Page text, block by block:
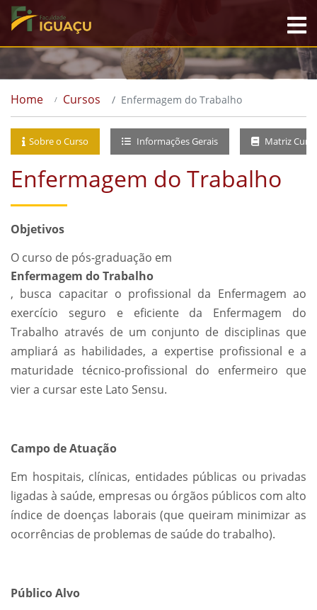
Home Cursos Enfermagem do Trabalho
Sobre o Curso Informações Gerais Matriz
Enfermagem do Trabalho
Objetivos
O curso de pós-graduação em
Enfermagem do Trabalho
, busca capacitar o profissional da Enfermagem ao
exercício seguro e eficiente da Enfermagem do
Trabalho através de um conjunto de disciplinas que
ampliará as habilidades, a expertise profissional e a
maturidade técnico-profissional do enfermeiro que
vier a cursar este Lato Sensu.
Campo de Atuação
Em hospitais, clínicas, entidades públicas ou privadas
ligadas à saúde, empresas ou órgãos públicos com alto
índice de doenças laborais (que queiram minimizar as
ocorrências de problemas de saúde do trabalho).
Público Alvo